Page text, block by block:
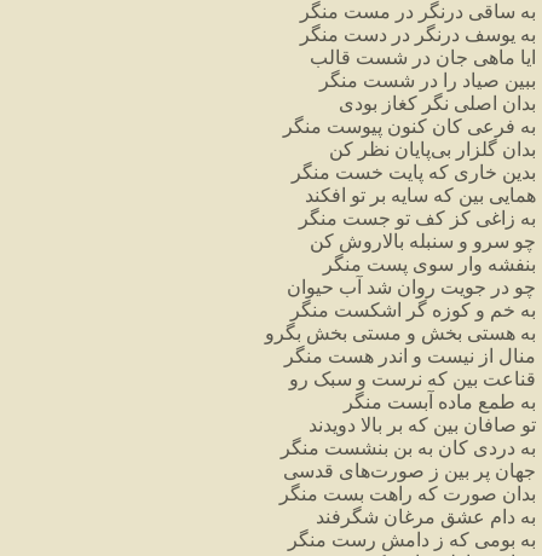
به ساقی درنگر در مست منگر
به یوسف درنگر در دست منگر
ایا ماهی جان در شست قالب
ببین صیاد را در شست منگر
بدان اصلی نگر کغاز بودی
به فرعی کان کنون پیوست منگر
بدان گلزار بیپایان نظر کن
بدین خاری که پایت خست منگر
همایی بین که سایه بر تو افکند
به زاغی کز کف تو جست منگر
چو سرو و سنبله بالاروش کن
بنفشه وار سوی پست منگر
چو در جویت روان شد آب حیوان
به خم و کوزه گر اشکست منگر
به هستی بخش و مستی بخش بگرو
منال از نیست و اندر هست منگر
قناعت بین که نرست و سبک رو
به طمع ماده آبست منگر
تو صافان بین که بر بالا دویدند
به دردی کان به بن بنشست منگر
جهان پر بین ز صورتهای قدسی
بدان صورت که راهت بست منگر
به دام عشق مرغان شگرفند
به بومی که ز دامش رست منگر